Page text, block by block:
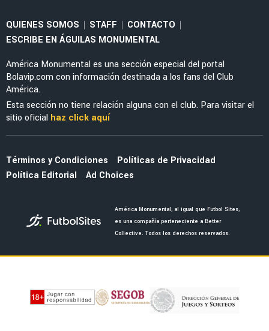
FEMENIL
Sorpresa azulcrema: Mya Pérez se suma a los
entrenamientos con América Femenil